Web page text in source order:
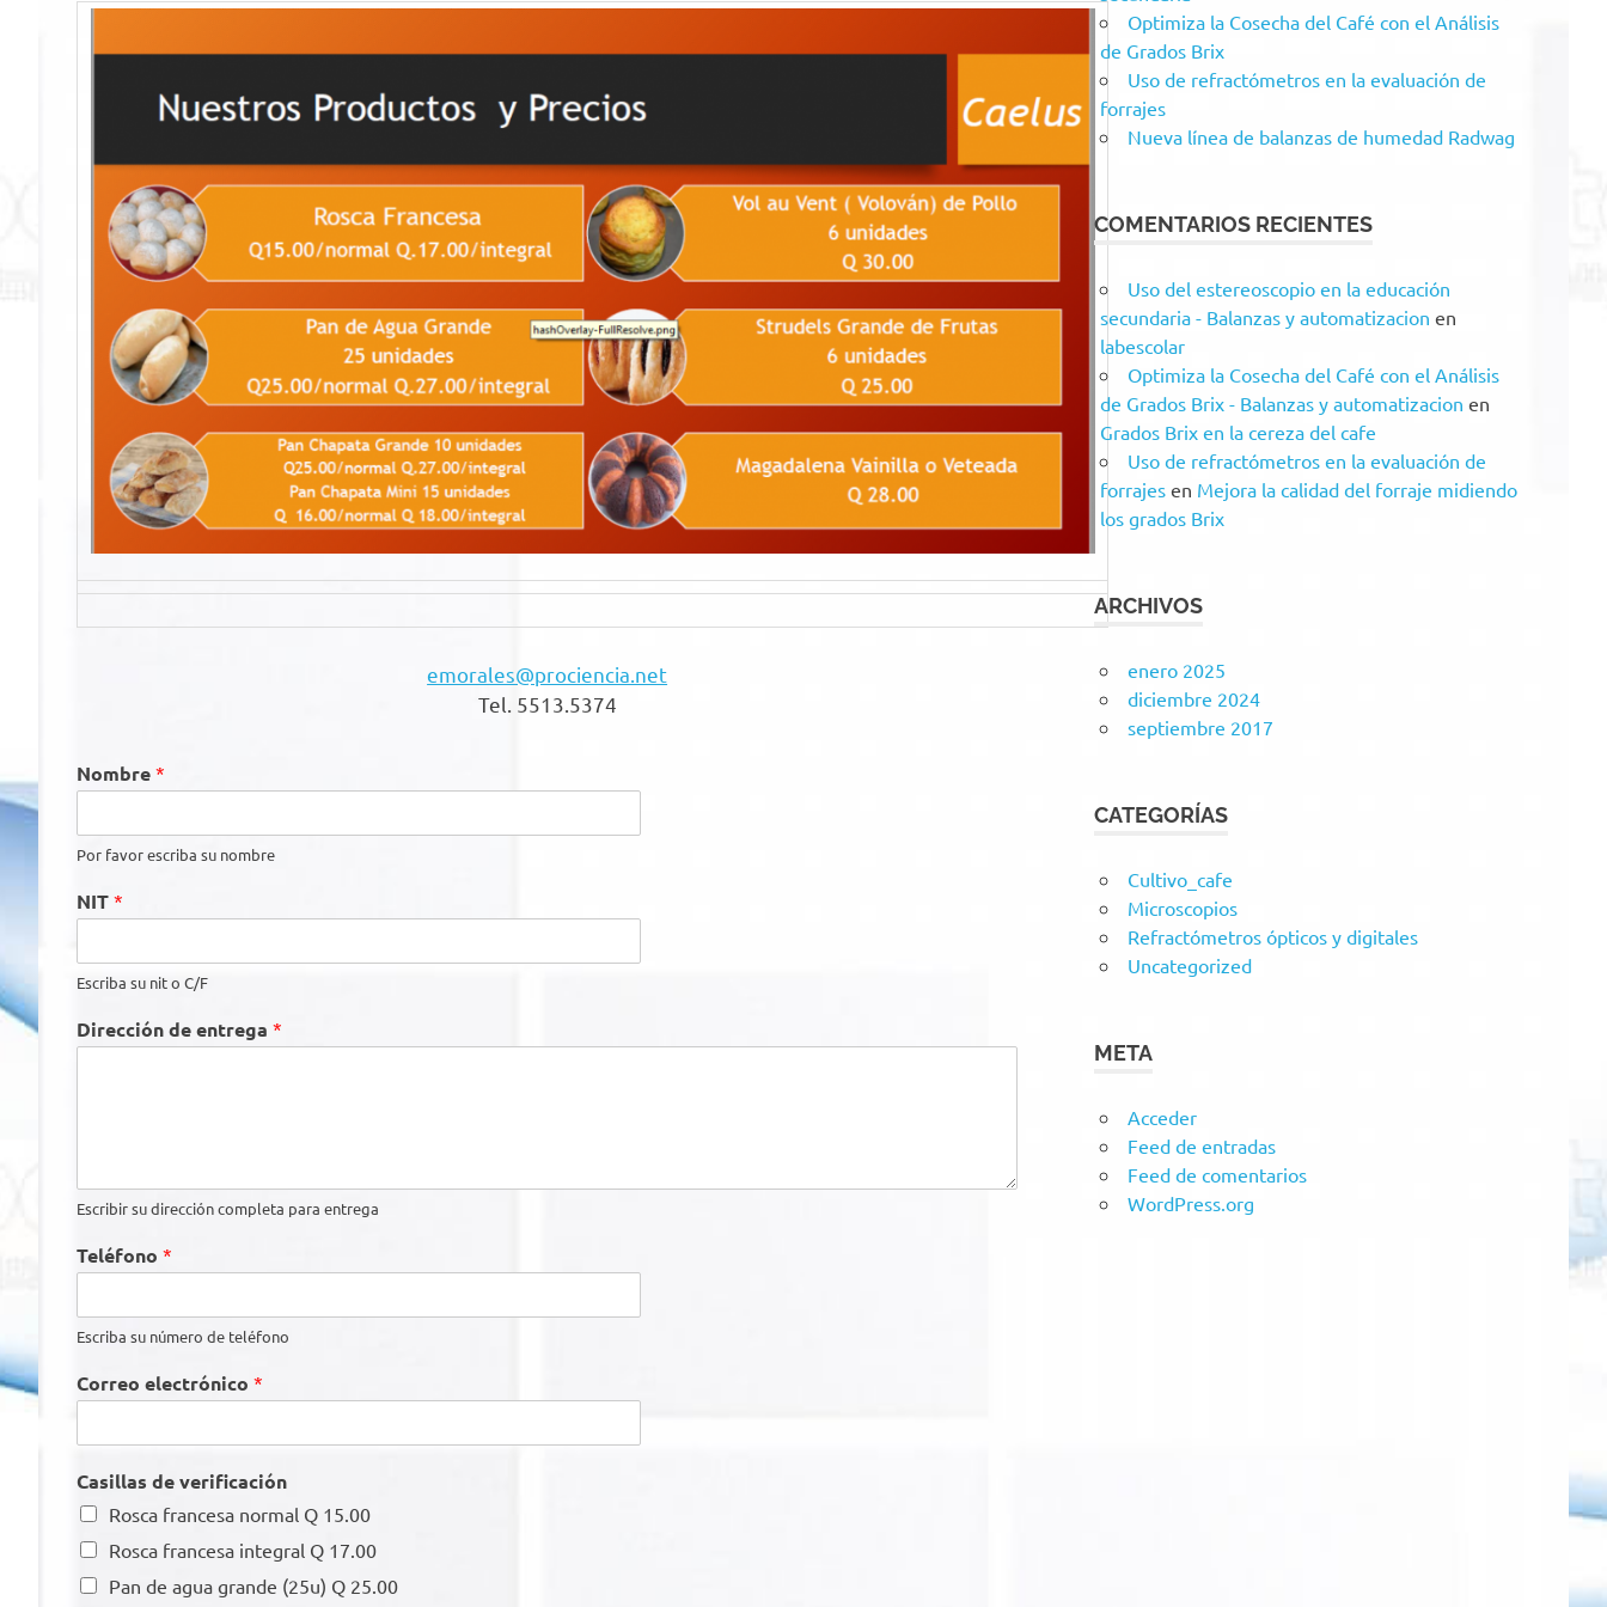
emorales@prociencia.net
Tel. 5513.5374
Nombre *
Por favor escriba su nombre
NIT *
Escriba su nit o C/F
Dirección de entrega *
Escribir su dirección completa para entrega
Teléfono *
Escriba su número de teléfono
Correo electrónico *
Casillas de verificación
Rosca francesa normal Q 15.00
Rosca francesa integral Q 17.00
Pan de agua grande (25u) Q 25.00
Optimiza la Cosecha del Café con el Análisis
de Grados Brix
Uso de refractómetros en la evaluación de
forrajes
Nueva línea de balanzas de humedad Radwag
COMENTARIOS RECIENTES
Uso del estereoscopio en la educación
secundaria - Balanzas y automatizacion en
labescolar
Optimiza la Cosecha del Café con el Análisis
de Grados Brix - Balanzas y automatizacion en
Grados Brix en la cereza del cafe
Uso de refractómetros en la evaluación de
forrajes en Mejora la calidad del forraje midiendo
los grados Brix
ARCHIVOS
enero 2025
diciembre 2024
septiembre 2017
CATEGORÍAS
Cultivo_cafe
Microscopios
Refractómetros ópticos y digitales
Uncategorized
META
Acceder
Feed de entradas
Feed de comentarios
WordPress.org